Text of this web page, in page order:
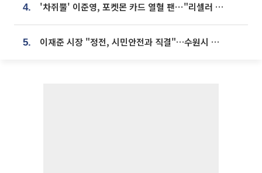
4. '차쥐뿔' 이준영, 포켓몬 카드 열혈 팬⋯"리셀러 처단할 것"
5. 이재준 시장 "정전, 시민안전과 직결"…수원시 비상대응체계 가동